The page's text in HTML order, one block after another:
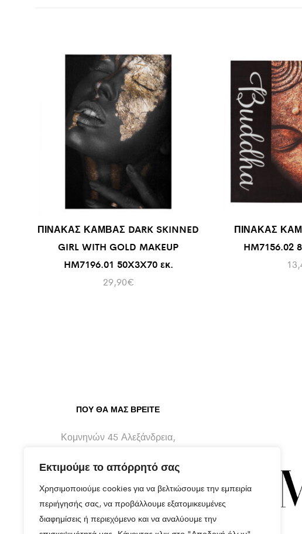
Εκτιμούμε το απόρρητό σας
Χρησιμοποιούμε cookies για να βελτιώσουμε την εμπειρία
περιήγησής σας, να προβάλλουμε εξατομικευμένες
διαφημίσεις ή περιεχόμενο και να αναλύουμε την
ΠΙΝΑΚΑΣ ΚΑΜΒΑΣ DARK SKINNED
GIRL WITH GOLD MAKEUP
HM7196.01 50X3X70 εκ.
29,90€
ΠΙΝΑΚΑΣ
HM7156.02
ΠΟΥ ΘΑ ΜΑΣ ΒΡΕΊΤΕ
Κομνηνών 45 Αλεξάνδρεια,
info@maragos-artluxury.com
+30 2333401170
+30 6930898907